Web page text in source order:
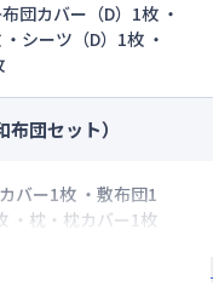
団カバー（D）1枚 ・
シーツ（D）1枚 ・
団セット）
バー1枚 ・敷布団1
・枕・枕カバー1枚